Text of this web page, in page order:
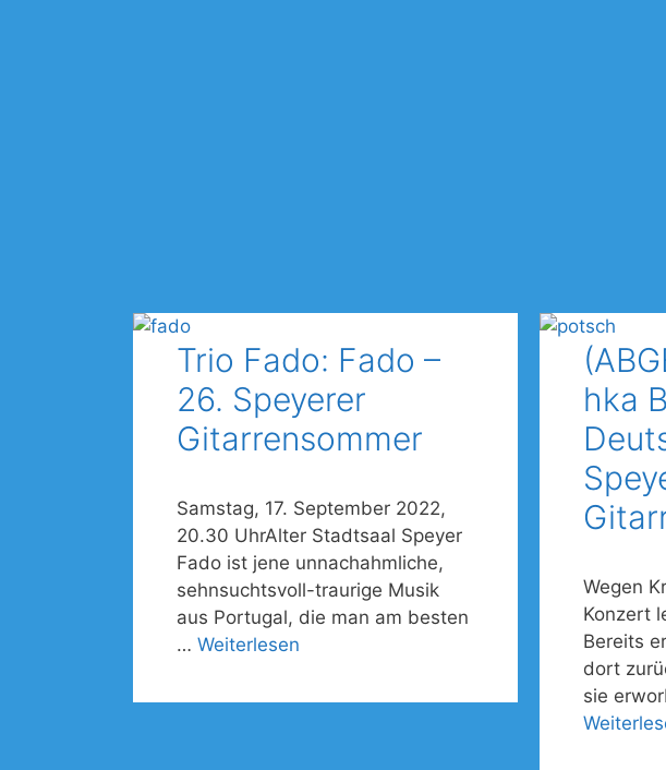
Trio Fado: Fado –
26. Speyerer
Gitarrensommer
Samstag, 17. September 2022,
20.30 UhrAlter Stadtsaal Speyer
Fado ist jene unnachahmliche,
sehnsuchtsvoll-traurige Musik
aus Portugal, die man am besten
… Weiterlesen
hka
Wegen
Konzert
Bereits
dort
sie